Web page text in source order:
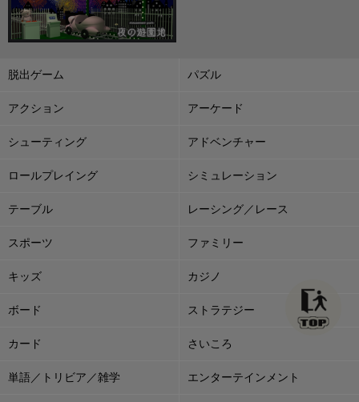
脱出ゲーム パズル
アクション アーケード
シューティング アドベンチャー
ロールプレイング シミュレーション
テーブル レーシング／レース
スポーツ ファミリー
キッズ カジノ
ボード ストラテジー
カード さいころ
単語／トリビア／雑学 エンターテインメント